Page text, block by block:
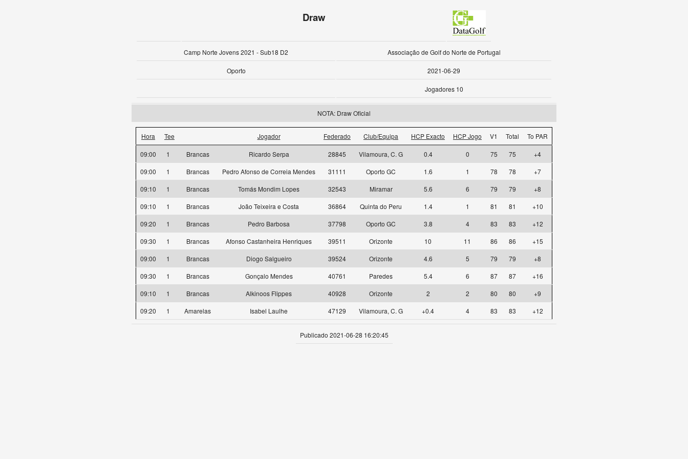
Draw
Camp Norte Jovens 2021 - Sub18 D2 Associação de Golf do Norte de Portugal
Oporto 2021-06-29
Jogadores 10
NOTA: Draw Oficial
Hora Tee Jogador Federado Club/Equipa HCP Exacto HCP Jogo V1 Total To PAR
09:00 1 Brancas Ricardo Serpa 28845 Vilamoura, C. G 0.4 0 75 75
+4
09:00
1 Brancas Pedro Afonso de Correia Mendes 31111 Oporto GC 1.6 1 78 78
+7
09:10
1 Brancas Tomás Mondim Lopes 32543 Miramar 5.6 6 79 79
+8
09:10
1 Brancas João Teixeira e Costa 36864 Quinta do Peru 1.4 1 81 81
+10
09:20
1 Brancas Pedro Barbosa 37798 Oporto GC 3.8 4 83 83
+12
09:30
1 Brancas Afonso Castanheira Henriques 39511 Orizonte 10 11 86 86
+15
09:00
1 Brancas Diogo Salgueiro 39524 Orizonte 4.6 5 79 79
+8
09:30
1 Brancas Gonçalo Mendes 40761 Paredes 5.4 6 87 87
+16
09:10
1 Brancas Alkinoos Flippes 40928 Orizonte 2 2 80 80
+9
09:20
1 Amarelas Isabel Laulhe 47129 Vilamoura, C. G +0.4 4 83 83 +12
Publicado 2021-06-28 16:20:45